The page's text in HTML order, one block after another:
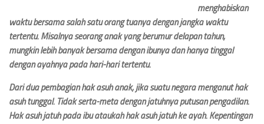
menghabiskan
waktu bersama salah satu orang tuanya dengan jangka waktu
tertentu. Misalnya seorang anak yang berumur delapan tahun,
mungkin lebih banyak bersama dengan ibunya dan hanya tinggal
dengan ayahnya pada hari-hari tertentu.
Dari dua pembagian hak asuh anak, jika suatu negara menganut hak
asuh tunggal. Tidak serta-meta dengan jatuhnya putusan pengadilan.
Hak asuh jatuh pada ibu ataukah hak asuh jatuh ke ayah. Kepentingan